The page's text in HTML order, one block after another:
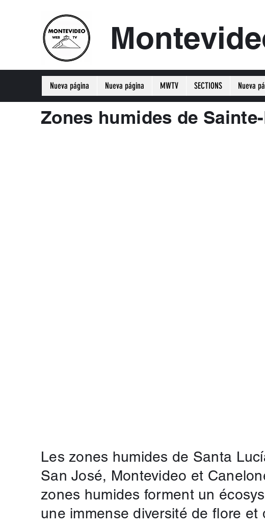
Zones humides de
Les zones humides de Santa
San José, Montevideo et
zones humides forment un
une immense diversité de flore et
Nueva página Nueva página MWTV SECTIONS Nueva